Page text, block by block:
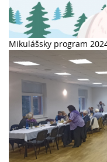
Mikulášsky program